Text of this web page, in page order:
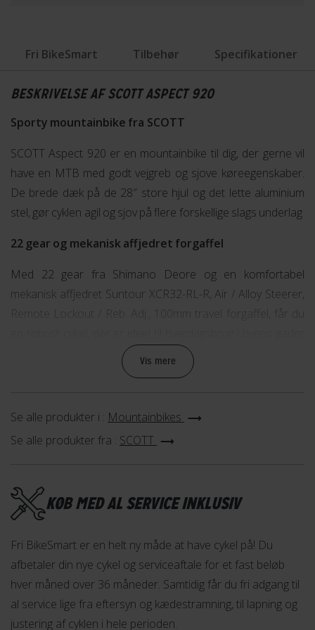
Fri BikeSmart Tilbehør Specifikationer
BESKRIVELSE AF SCOTT ASPECT 920
Sporty mountainbike fra SCOTT
SCOTT Aspect 920 er en mountainbike til dig, der gerne vil
have en MTB med godt vejgreb og sjove køreegenskaber.
De brede dæk på de 28″ store hjul og det lette aluminium
stel, gør cyklen agil og sjov på flere forskellige slags underlag
22 gear og mekanisk affjedret forgaffel
Med 22 gear fra Shimano Deore og en komfortabel
mekanisk affjedret Suntour XCR32-RL-R, Air / Alloy Steerer,
Remote Lockout / Reb. Adj., 100mm travel forgaffel, får du
og til at udforske skovens terræn på.
En hurtig cykel kræver effektive bremser. SCOTT Aspect 920
er derfor udstyret med hydraulisk skivebremse, som giver
Tilpas din kørestil til alle slags underlag
Forgaflen er desuden udstyret med fjernbetjent lockout,
hvilket betyder, at du kan slå forgaflens affjedring fra og til.
På den måde kan du tilpasse cyklens kørestil, alt efter hvilket
Book en gratis prøvetur i dag
Vis mere
Se alle produkter i : Mountainbikes
Se alle produkter fra : SCOTT
KØB MED AL SERVICE INKLUSIV
Fri BikeSmart er en helt ny måde at have cykel på! Du
afbetaler din nye cykel og serviceaftale for et fast beløb
hver måned over 36 måneder. Samtidig får du fri adgang til
al service lige fra eftersyn og kædestramning, til lapning og
justering af cyklen i hele perioden.